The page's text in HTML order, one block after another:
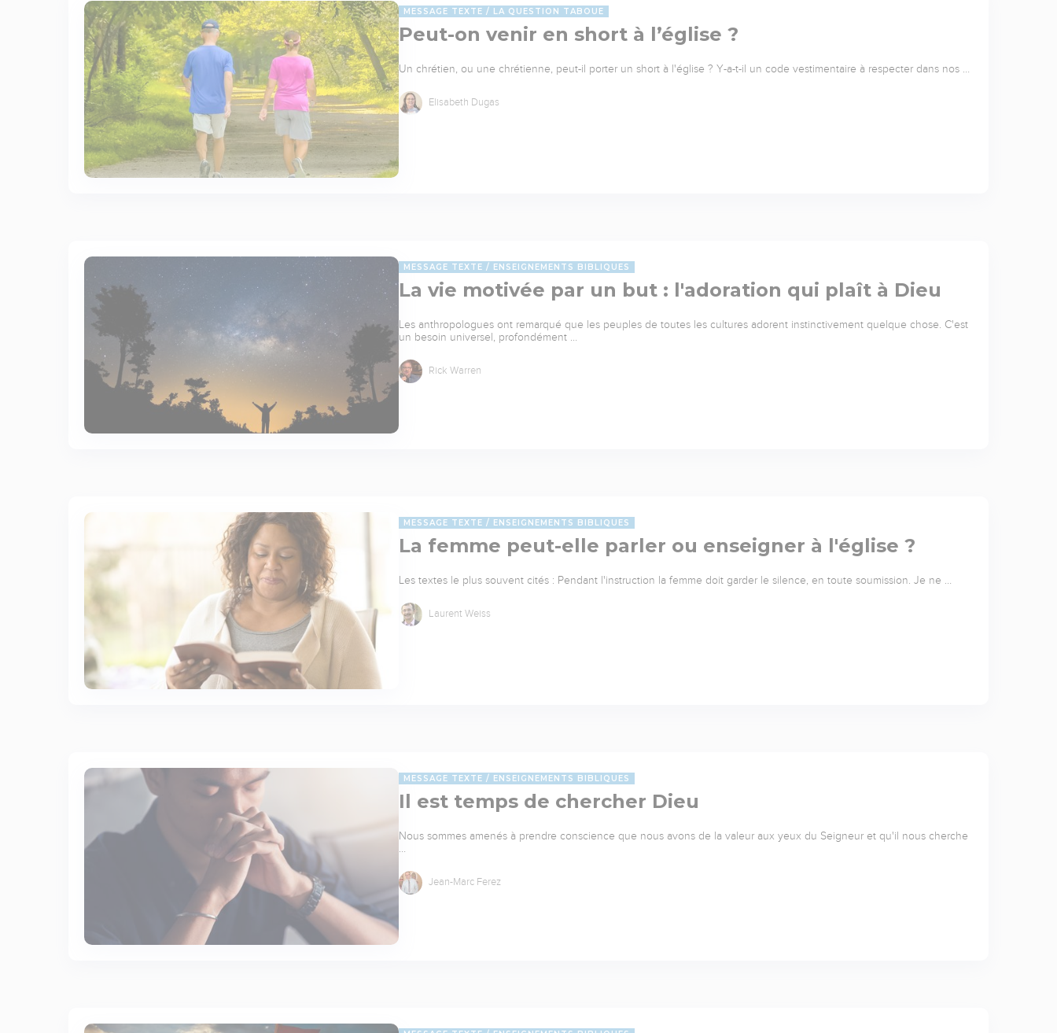
MESSAGE TEXTE LA QUESTION TABOUE
Peut-on venir en short à l’église ?
Un chrétien, ou une chrétienne, peut-il porter un short à l'église ? Y-a-t-il un code vestimentaire à respecter dans nos …
Elisabeth Dugas
MESSAGE TEXTE ENSEIGNEMENTS BIBLIQUES
La vie motivée par un but : l'adoration qui plaît à Dieu
Les anthropologues ont remarqué que les peuples de toutes les cultures adorent instinctivement quelque chose. C'est
un besoin universel, profondément …
Rick Warren
MESSAGE TEXTE ENSEIGNEMENTS BIBLIQUES
La femme peut-elle parler ou enseigner à l'église ?
Les textes le plus souvent cités : Pendant l'instruction la femme doit garder le silence, en toute soumission. Je ne …
Laurent Weiss
MESSAGE TEXTE ENSEIGNEMENTS BIBLIQUES
Il est temps de chercher Dieu
Nous sommes amenés à prendre conscience que nous avons de la valeur aux yeux du Seigneur et qu'il nous cherche
Jean-Marc Ferez